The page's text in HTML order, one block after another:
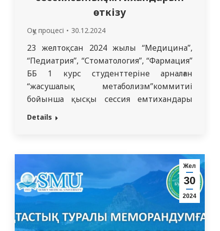
өткізу
Оқу процесі 30.12.2024
23 желтоқсан 2024 жылы “Медицина”,
“Педиатрия”, “Стоматология”, “Фармация”
ББ 1 курс студенттеріне арналған
“жасушалық метаболизм”коммитиі
бойынша қысқы сессия емтихандары
өткізіледі. Оқу жылының басында
алушылардың тізімі, ОСПЭ және ауызша
емтиханға арналған сұрақтар тізбесі
бекітілді, қазақ, орыс, ағылшын
тілдерінде билеттер дайындалды,
емтихандарға дайындық актілері
жасалды.…
Details
Жел
30
2024